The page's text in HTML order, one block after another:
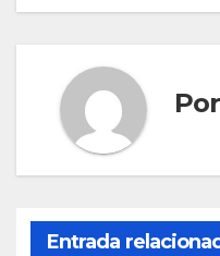
Por
Entrada